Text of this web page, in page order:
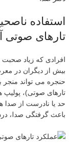
استفاده
تارهای صوتی
افرادی که زیاد صحبت
بیش از دیگران در
حنجره می تواند
تارهای صوتی)، پولیپ
حد یا نادرست از صدا
باعث گرفتگی صدا،